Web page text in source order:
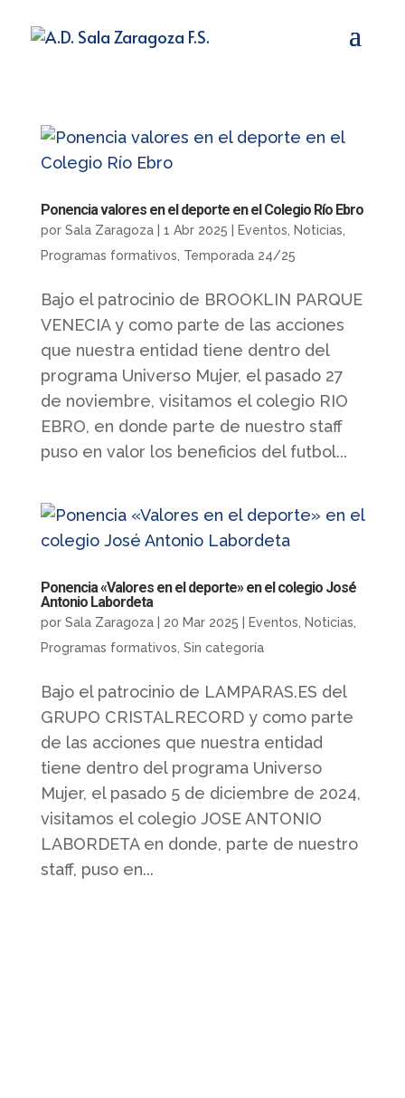
Ponencia valores en el deporte en el Colegio Río Ebro
por Sala Zaragoza| 1 Abr 2025 Eventos Noticias
Programas formativos Temporada 24/25
Bajo el patrocinio de BROOKLIN PARQUE
VENECIA y como parte de las acciones
que nuestra entidad tiene dentro del
programa Universo Mujer, el pasado 27
de noviembre, visitamos el colegio RIO
EBRO, en donde parte de nuestro staff
puso en valor los beneficios del futbol...
Ponencia «Valores en el deporte» en el colegio José
Antonio Labordeta
por Sala Zaragoza| 20 Mar 2025 Eventos Noticias
Programas formativos Sin categoría
Bajo el patrocinio de LAMPARAS.ES del
GRUPO CRISTALRECORD y como parte
de las acciones que nuestra entidad
tiene dentro del programa Universo
Mujer, el pasado 5 de diciembre de 2024,
visitamos el colegio JOSE ANTONIO
LABORDETA en donde, parte de nuestro
staff, puso en...